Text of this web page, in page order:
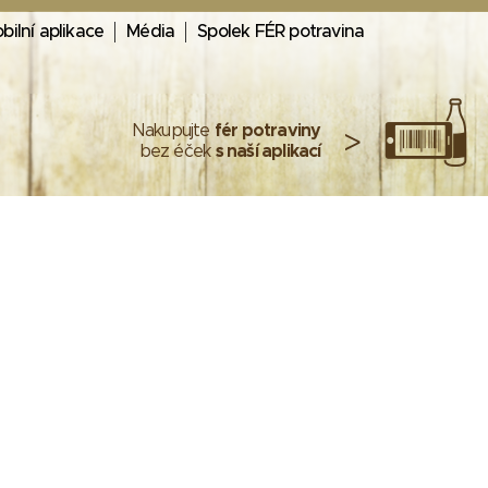
aplikace Média Spolek FÉR potravina
Nakupujte fér potraviny
bez éček s naší aplikací >